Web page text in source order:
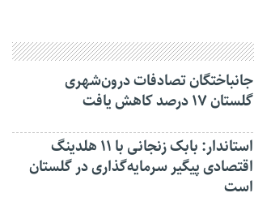
جانباختگان تصادفات درون‌شهری
گلستان ۱۷ درصد کاهش یافت
استاندار: بابک زنجانی با ۱۱ هلدینگ
اقتصادی پیگیر سرمایه‌گذاری در گلستان
است